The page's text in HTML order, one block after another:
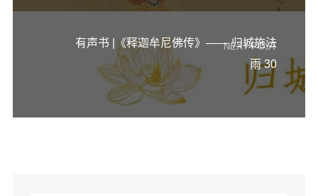
NEXT POST
有声书 |《释迦牟尼佛传》—— 归城施法
雨 30